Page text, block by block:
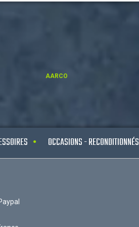
AARCO
OCCASIONS - RECONDITIONNÉS